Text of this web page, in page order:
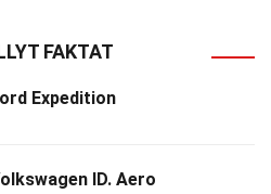
FAKTAT
Expedition
ID. Aero